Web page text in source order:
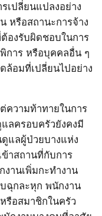
เปลี่ยนแปลงอย่าง
หรือสถานะการจ้าง
องรับผิดชอบในการ
การ หรือบุคคลอื่น ๆ
ล้อมที่เปลี่ยนไปอย่าง
ความท้าทายในการ
แลครอบครัวยังคงมี
แลผู้ป่วยบางแห่ง
ข้าสถานที่กับการ
านเพิ่มกะทำงาน
ฉุกละหุก พนักงาน
รือสมาชิกในครัว